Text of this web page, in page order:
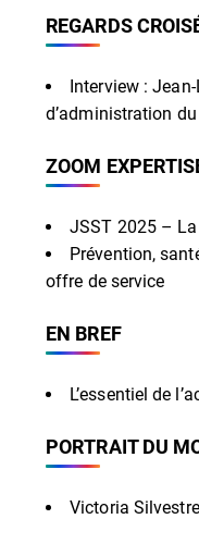
REGARDS
Interview :
d’administration du
ZOOM
JSST 2025 –
Prévention,
offre de service
EN BREF
L’essentiel de
PORTRAIT DU
Victoria